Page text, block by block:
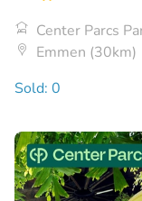
Center Parcs
Emmen (30km)
Sold: 0